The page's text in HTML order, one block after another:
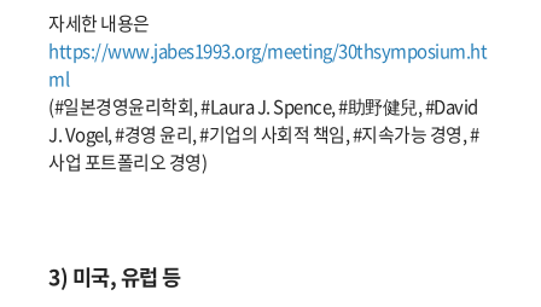
자세한 내용은
https://www.jabes1993.org/meeting/30thsymposium.ht
ml
(#일본경영윤리학회, #Laura J. Spence, #助野健兒, #David
J. Vogel, #경영 윤리, #기업의 사회적 책임, #지속가능 경영, #
사업 포트폴리오 경영)
3) 미국, 유럽 등